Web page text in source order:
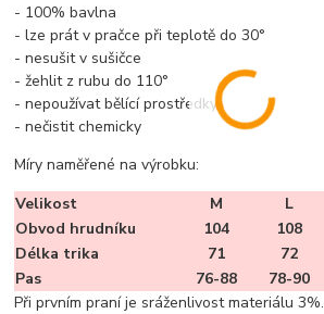
- 100% bavlna
- lze prát v pračce při teplotě do 30°
- nesušit v sušičce
- žehlit z rubu do 110°
- nepoužívat bělící prostředky
- nečistit chemicky
Míry naměřené na výrobku:
Velikost
M L
Obvod hrudníku
104 108
Délka trika
71 72
Pas
76-88 78-90
Při prvním praní je sráženlivost materiálu 3%.